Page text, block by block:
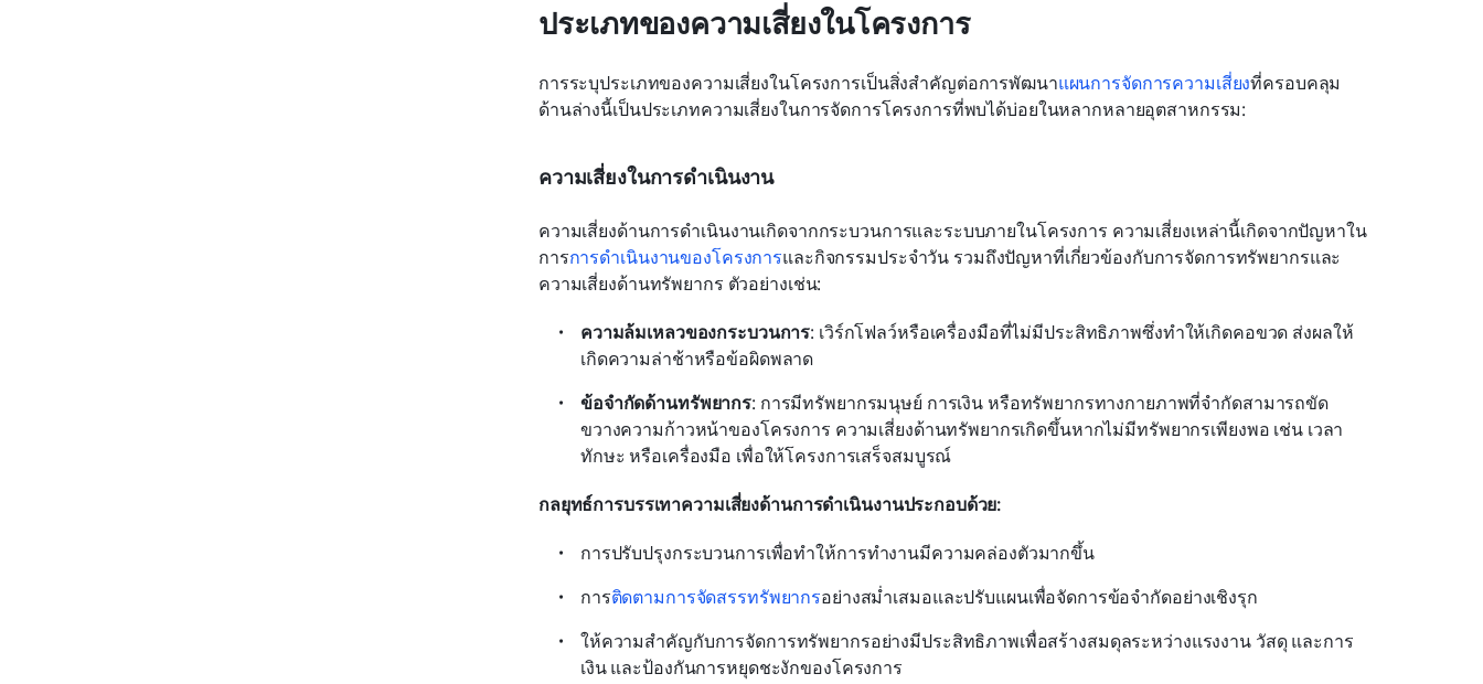
ประเภทของความเสี่ยงในโครงการ
การระบุประเภทของความเสี่ยงในโครงการเป็นสิ่งสำคัญต่อการพัฒนาแผนการจัดการความเสี่ยงที่ครอบคลุม
ด้านล่างนี้เป็นประเภทความเสี่ยงในการจัดการโครงการที่พบได้บ่อยในหลากหลายอุตสาหกรรม:
ความเสี่ยงในการดำเนินงาน
ความเสี่ยงด้านการดำเนินงานเกิดจากกระบวนการและระบบภายในโครงการ ความเสี่ยงเหล่านี้เกิดจากปัญหาใน
การการดำเนินงานของโครงการและกิจกรรมประจำวัน รวมถึงปัญหาที่เกี่ยวข้องกับการจัดการทรัพยากรและ
ความเสี่ยงด้านทรัพยากร ตัวอย่างเช่น:
ความล้มเหลวของกระบวนการ: เวิร์กโฟลว์หรือเครื่องมือที่ไม่มีประสิทธิภาพซึ่งทำให้เกิดคอขวด ส่งผลให้
เกิดความล่าช้าหรือข้อผิดพลาด
ข้อจำกัดด้านทรัพยากร: การมีทรัพยากรมนุษย์ การเงิน หรือทรัพยากรทางกายภาพที่จำกัดสามารถขัด
ขวางความก้าวหน้าของโครงการ ความเสี่ยงด้านทรัพยากรเกิดขึ้นหากไม่มีทรัพยากรเพียงพอ เช่น เวลา
ทักษะ หรือเครื่องมือ เพื่อให้โครงการเสร็จสมบูรณ์
กลยุทธ์การบรรเทาความเสี่ยงด้านการดำเนินงานประกอบด้วย:
การปรับปรุงกระบวนการเพื่อทำให้การทำงานมีความคล่องตัวมากขึ้น
การติดตามการจัดสรรทรัพยากรอย่างสม่ำเสมอและปรับแผนเพื่อจัดการข้อจำกัดอย่างเชิงรุก
ให้ความสำคัญกับการจัดการทรัพยากรอย่างมีประสิทธิภาพเพื่อสร้างสมดุลระหว่างแรงงาน วัสดุ และการ
เงิน และป้องกันการหยุดชะงักของโครงการ